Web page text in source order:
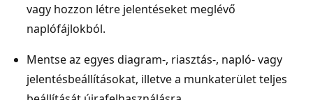
vagy hozzon létre jelentéseket meglévő
naplófájlokból.
Mentse az egyes diagram-, riasztás-, napló- vagy
jelentésbeállításokat, illetve a munkaterület teljes